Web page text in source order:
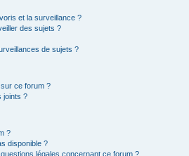
et la surveillance ?
des sujets ?
de sujets ?
ce forum ?
joints ?
?
disponible ?
légales concernant ce forum ?